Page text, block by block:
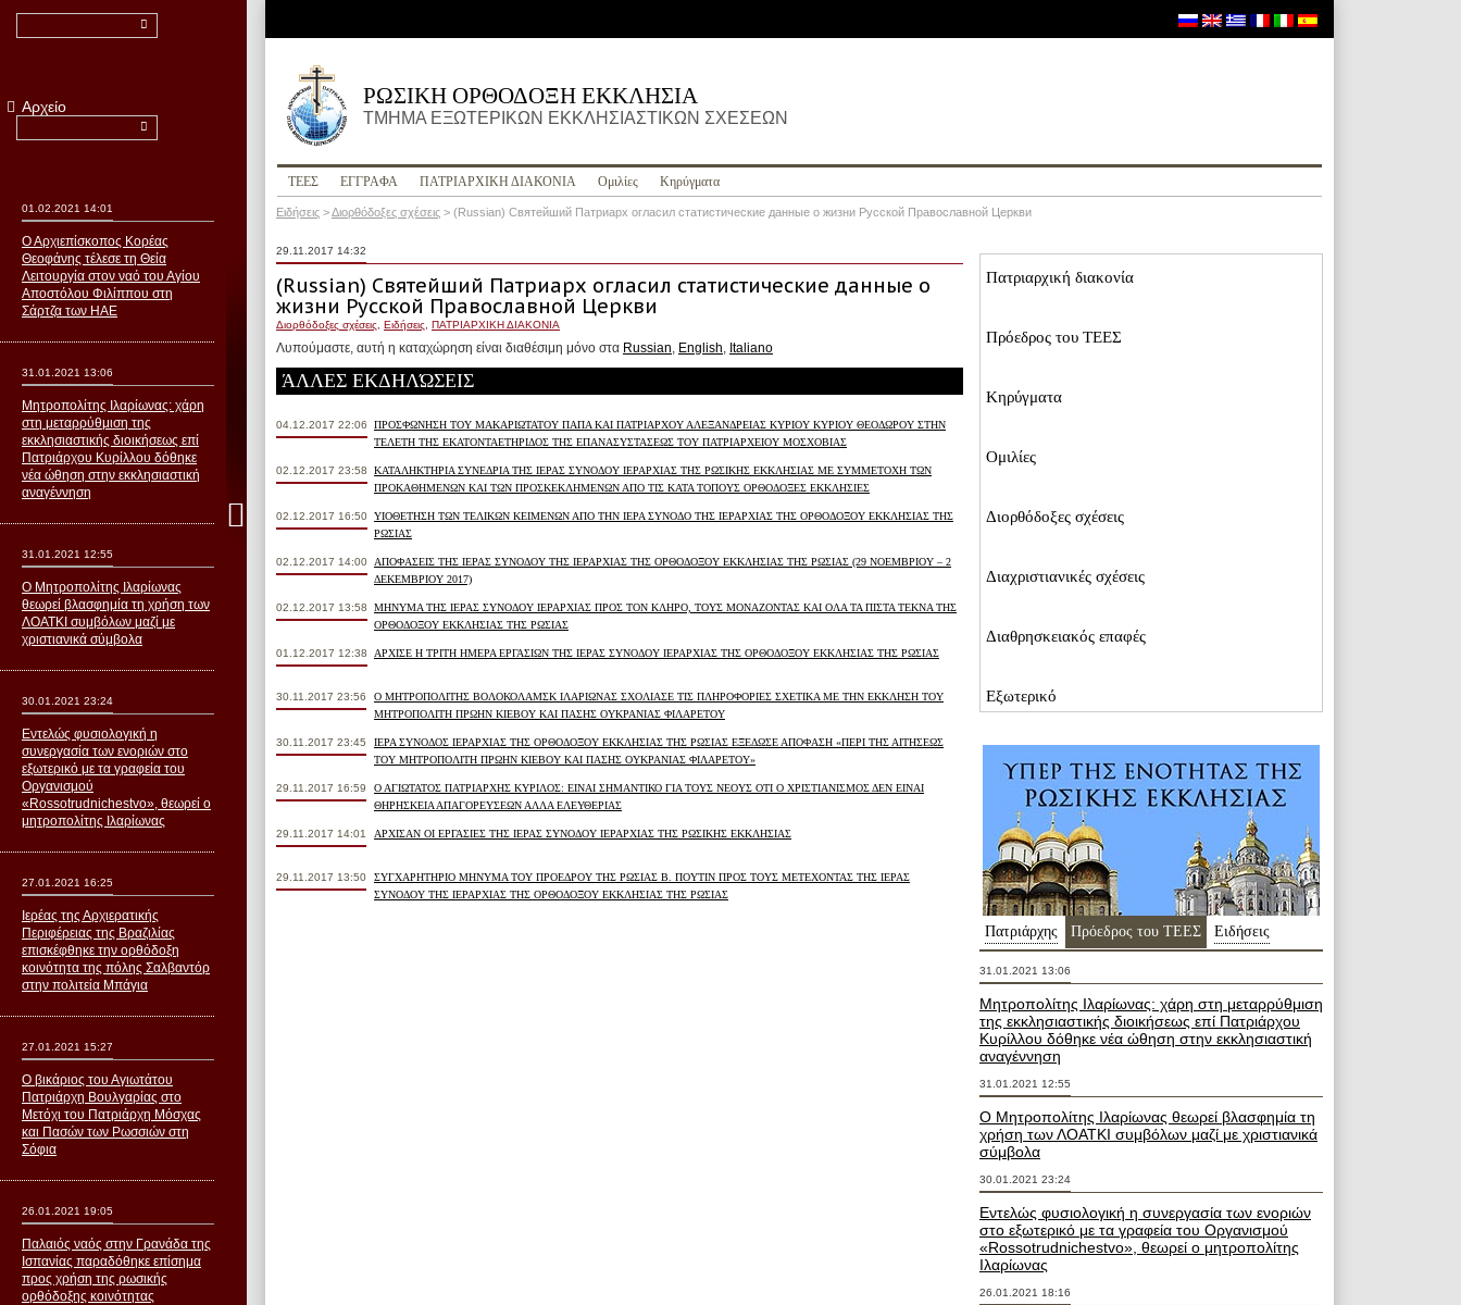
ΡΩΣΙΚΗ ΟΡΘΟΔΟΞΗ ΕΚΚΛΗΣΙΑ
ΤΜΗΜΑ ΕΞΩΤΕΡΙΚΩΝ ΕΚΚΛΗΣΙΑΣΤΙΚΩΝ ΣΧΕΣΕΩΝ
ΤΕΕΣ ΕΓΓΡΑΦΑ ПΑΤΡΙΑΡΧΙΚΗ ΔΙΑΚΟΝΙΑ Ομιλίες Κηρύγματα
Ειδήσεις >Διορθόδοξες σχέσεις > (Russian) Святейший Патриарх огласил статистические данные о жизни Русской Православной Церкви
29.11.2017 14:32
(Russian) Святейший Патриарх огласил статистические данные о
жизни Русской Православной Церкви
Διορθόδοξες σχέσεις Ειδήσεις ПΑΤΡΙΑΡΧΙΚΗ ΔΙΑΚΟΝΙΑ
Λυπούμαστε, αυτή η καταχώρηση είναι διαθέσιμη μόνο στα Russian, English, Italiano
ΆΛΛΕΣ ΕΚΔΗΛΏΣΕΙΣ
04.12.2017 22:06
ΠΡΟΣΦΩΝΗΣΗ ΤΟΥ ΜΑΚΑΡΙΩΤΑΤΟΥ ΠΑΠΑ ΚΑΙ ΠΑΤΡΙΑΡΧΟΥ ΑΛΕΞΑΝΔΡΕΙΑΣ ΚΥΡΙΟΥ ΚΥΡΙΟΥ ΘΕΟΔΩΡΟΥ ΣΤΗΝ
ΤΕΛΕΤΗ ΤΗΣ ΕΚΑΤΟΝΤΑΕΤΗΡΙΔΟΣ ΤΗΣ ΕΠΑΝΑΣΥΣΤΑΣΕΩΣ ΤΟΥ ΠΑΤΡΙΑΡΧΕΙΟΥ ΜΟΣΧΟΒΙΑΣ
02.12.2017 23:58
ΚΑΤΑΛΗΚΤΗΡΙΑ ΣΥΝΕΔΡΙΑ ΤΗΣ ΙΕΡΑΣ ΣΥΝΟΔΟΥ ΙΕΡΑΡΧΙΑΣ ΤΗΣ ΡΩΣΙΚΗΣ ΕΚΚΛΗΣΙΑΣ ΜΕ ΣΥΜΜΕΤΟΧΗ ΤΩΝ
ΠΡΟΚΑΘΗΜΕΝΩΝ ΚΑΙ ΤΩΝ ΠΡΟΣΚΕΚΛΗΜΕΝΩΝ ΑΠΟ ΤΙΣ ΚΑΤΑ ΤΟΠΟΥΣ ΟΡΘΟΔΟΞΕΣ ΕΚΚΛΗΣΙΕΣ
02.12.2017 16:50 ΥΙΟΘΕΤΗΣΗ ΤΩΝ ΤΕΛΙΚΩΝ ΚΕΙΜΕΝΩΝ ΑΠΟ ΤΗΝ ΙΕΡΑ ΣΥΝΟΔΟ ΤΗΣ ΙΕΡΑΡΧΙΑΣ ΤΗΣ ΟΡΘΟΔΟΞΟΥ ΕΚΚΛΗΣΙΑΣ ΤΗΣ
ΡΩΣΙΑΣ
02.12.2017 14:00
ΑΠΟΦΑΣΕΙΣ ΤΗΣ ΙΕΡΑΣ ΣΥΝΟΔΟΥ ΤΗΣ ΙΕΡΑΡΧΙΑΣ ΤΗΣ ΟΡΘΟΔΟΞΟΥ ΕΚΚΛΗΣΙΑΣ ΤΗΣ ΡΩΣΙΑΣ (29 ΝΟΕΜΒΡΙΟΥ – 2
ΔΕΚΕΜΒΡΙΟΥ 2017)
02.12.2017 13:58
ΜΗΝΥΜΑ ΤΗΣ ΙΕΡΑΣ ΣΥΝΟΔΟΥ ΙΕΡΑΡΧΙΑΣ ΠΡΟΣ ΤΟΝ ΚΛΗΡΟ, ΤΟΥΣ ΜΟΝΑΖΟΝΤΑΣ ΚΑΙ ΟΛΑ ΤΑ ΠΙΣΤΑ ΤΕΚΝΑ ΤΗΣ
ΟΡΘΟΔΟΞΟΥ ΕΚΚΛΗΣΙΑΣ ΤΗΣ ΡΩΣΙΑΣ
01.12.2017 12:38 ΑΡΧΙΣΕ Η ΤΡΙΤΗ ΗΜΕΡΑ ΕΡΓΑΣΙΩΝ ΤΗΣ ΙΕΡΑΣ ΣΥΝΟΔΟΥ ΙΕΡΑΡΧΙΑΣ ΤΗΣ ΟΡΘΟΔΟΞΟΥ ΕΚΚΛΗΣΙΑΣ ΤΗΣ ΡΩΣΙΑΣ
30.11.2017 23:56
Ο ΜΗΤΡΟΠΟΛΙΤΗΣ ΒΟΛΟΚΟΛΑΜΣΚ ΙΛΑΡΙΩΝΑΣ ΣΧΟΛΙΑΣΕ ΤΙΣ ΠΛΗΡΟΦΟΡΙΕΣ ΣΧΕΤΙΚΑ ΜΕ ΤΗΝ ΕΚΚΛΗΣΗ ΤΟΥ
ΜΗΤΡΟΠΟΛΙΤΗ ΠΡΩΗΝ ΚΙΕΒΟΥ ΚΑΙ ΠΑΣΗΣ ΟΥΚΡΑΝΙΑΣ ΦΙΛΑΡΕΤΟΥ
30.11.2017 23:45
ΙΕΡΑ ΣΥΝΟΔΟΣ ΙΕΡΑΡΧΙΑΣ ΤΗΣ ΟΡΘΟΔΟΞΟΥ ΕΚΚΛΗΣΙΑΣ ΤΗΣ ΡΩΣΙΑΣ ΕΞΕΔΩΣΕ ΑΠΟΦΑΣΗ «ΠΕΡΙ ΤΗΣ ΑΙΤΗΣΕΩΣ
ΤΟΥ ΜΗΤΡΟΠΟΛΙΤΗ ΠΡΩΗΝ ΚΙΕΒΟΥ ΚΑΙ ΠΑΣΗΣ ΟΥΚΡΑΝΙΑΣ ΦΙΛΑΡΕΤΟΥ»
29.11.2017 16:59
Ο ΑΓΙΩΤΑΤΟΣ ΠΑΤΡΙΑΡΧΗΣ ΚΥΡΙΛΟΣ: ΕΙΝΑΙ ΣΗΜΑΝΤΙΚΟ ΓΙΑ ΤΟΥΣ ΝΕΟΥΣ ΟΤΙ Ο ΧΡΙΣΤΙΑΝΙΣΜΟΣ ΔΕΝ ΕΙΝΑΙ
ΘΗΡΗΣΚΕΙΑ ΑΠΑΓΟΡΕΥΣΕΩΝ ΑΛΛΑ ΕΛΕΥΘΕΡΙΑΣ
29.11.2017 14:01 ΑΡΧΙΣΑΝ ΟΙ ΕΡΓΑΣΙΕΣ ΤΗΣ ΙΕΡΑΣ ΣΥΝΟΔΟΥ ΙΕΡΑΡΧΙΑΣ ΤΗΣ ΡΩΣΙΚΗΣ ΕΚΚΛΗΣΙΑΣ
29.11.2017 13:50
ΣΥΓΧΑΡΗΤΗΡΙΟ ΜΗΝΥΜΑ ΤΟΥ ΠΡΟΕΔΡΟΥ ΤΗΣ ΡΩΣΙΑΣ Β. ΠΟΥΤΙΝ ΠΡΟΣ ΤΟΥΣ ΜΕΤΕΧΟΝΤΑΣ ΤΗΣ ΙΕΡΑΣ
ΣΥΝΟΔΟΥ ΤΗΣ ΙΕΡΑΡΧΙΑΣ ΤΗΣ ΟΡΘΟΔΟΞΟΥ ΕΚΚΛΗΣΙΑΣ ΤΗΣ ΡΩΣΙΑΣ
Пατριαρχική διακονία
Пρόεδρος του ΤΕΕΣ
Κηρύγματα
Ομιλίες
Διορθόδοξες σχέσεις
Διαχριστιανικές σχέσεις
Διαθρησκειακός επαφές
Εξωτερικό
Πατριάρχης Пρόεδρος του ΤΕΕΣ Ειδήσεις
31.01.2021 13:06
Μητροπολίτης Ιλαρίωνας: χάρη στη μεταρρύθμιση
της εκκλησιαστικής διοικήσεως επί Πατριάρχου
Κυρίλλου δόθηκε νέα ώθηση στην εκκλησιαστική
αναγέννηση
31.01.2021 12:55
Ο Μητροπολίτης Ιλαρίωνας θεωρεί βλασφημία τη
χρήση των ΛΟΑΤΚΙ συμβόλων μαζί με χριστιανικά
σύμβολα
30.01.2021 23:24
Εντελώς φυσιολογική η συνεργασία των ενοριών
στο εξωτερικό με τα γραφεία του Οργανισμού
«Rossotrudnichestvo», θεωρεί ο μητροπολίτης
Ιλαρίωνας
26.01.2021 18:16
Αρχείο
01.02.2021 14:01
Ο Αρχιεπίσκοπος Κορέας
Θεοφάνης τέλεσε τη Θεία
Λειτουργία στον ναό του Αγίου
Αποστόλου Φιλίππου στη
Σάρτζα των ΗΑΕ
31.01.2021 13:06
Μητροπολίτης Ιλαρίωνας: χάρη
στη μεταρρύθμιση της
εκκλησιαστικής διοικήσεως επί
Πατριάρχου Κυρίλλου δόθηκε
νέα ώθηση στην εκκλησιαστική
αναγέννηση
31.01.2021 12:55
Ο Μητροπολίτης Ιλαρίωνας
θεωρεί βλασφημία τη χρήση των
ΛΟΑΤΚΙ συμβόλων μαζί με
χριστιανικά σύμβολα
30.01.2021 23:24
Εντελώς φυσιολογική η
συνεργασία των ενοριών στο
εξωτερικό με τα γραφεία του
Οργανισμού
«Rossotrudnichestvo», θεωρεί ο
μητροπολίτης Ιλαρίωνας
27.01.2021 16:25
Ιερέας της Αρχιερατικής
Περιφέρειας της Βραζιλίας
επισκέφθηκε την ορθόδοξη
κοινότητα της πόλης Σαλβαντόρ
στην πολιτεία Μπάγια
27.01.2021 15:27
Ο βικάριος του Αγιωτάτου
Πατριάρχη Βουλγαρίας στο
Μετόχι του Πατριάρχη Μόσχας
και Πασών των Ρωσσιών στη
Σόφια
26.01.2021 19:05
Παλαιός ναός στην Γρανάδα της
Ισπανίας παραδόθηκε επίσημα
προς χρήση της ρωσικής
ορθόδοξης κοινότητας